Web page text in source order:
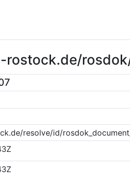
rostock.de/
resolve/id/